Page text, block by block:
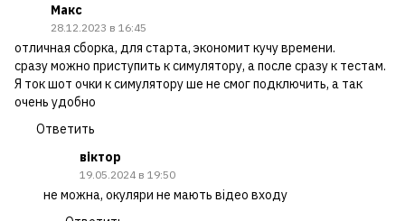
Макс
28.12.2023 в 16:45
отличная сборка, для старта, экономит кучу времени.
сразу можно приступить к симулятору, а после сразу к тестам.
Я ток шот очки к симулятору ше не смог подключить, а так
очень удобно
Ответить
віктор
19.05.2024 в 19:50
не можна, окуляри не мають відео входу